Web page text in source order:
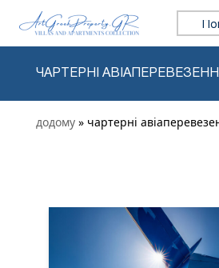
Перейти до змісту
ЧАРТЕРНІ
додому » чартерні